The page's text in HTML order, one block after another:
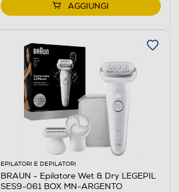
AGGIUNGI
EPILATORI E DEPILATORI
BRAUN - Epilatore Wet & Dry LEGEPIL
SES9-061 BOX MN-ARGENTO